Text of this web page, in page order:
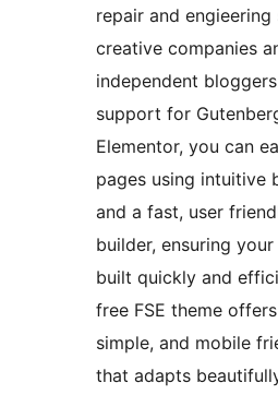
repair and
creative companies
independent
support for
Elementor, you can
pages using intuitive
and a fast, user
builder, ensuring
built quickly and
free FSE theme
simple, and mobile
that adapts